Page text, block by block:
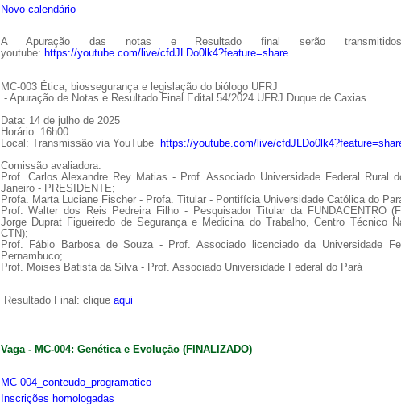
Novo calendário
A Apuração das notas e Resultado final serão
youtube: https://youtube.com/live/cfdJLDo0lk4?feature=share
MC-003 Ética, biossegurança e legislação do biólogo UFRJ
- Apuração de Notas e Resultado Final Edital 54/2024 UFRJ Duque de Caxias
Data: 14 de julho de 2025
Horário: 16h00
Local: Transmissão via YouTube
https://youtube.com/live/
Comissão avaliadora.
Prof. Carlos Alexandre Rey Matias - Prof. Associado Universidade Federal Rural
Janeiro - PRESIDENTE;
Profa. Marta Luciane Fischer - Profa. Titular - Pontifícia Universidade Católica do
Prof. Walter dos Reis Pedreira Filho - Pesquisador Titular da FUNDACENTRO
Jorge Duprat Figueiredo de Segurança e Medicina do Trabalho, Centro Técnico
CTN);
Prof. Fábio Barbosa de Souza - Prof. Associado licenciado da Universidade
Pernambuco;
Prof. Moises Batista da Silva - Prof. Associado Universidade Federal do Pará
Resultado Final: clique aqui
Vaga - MC-004: Genética e Evolução (FINALIZADO)
MC-004_conteudo_programatico
Inscrições homologadas